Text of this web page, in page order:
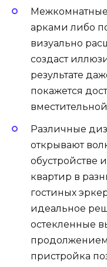
арками либо
визуально
создаст
результате
покажется
Различные
открывают
обустройстве
квартир в
гостиных
идеальное
остекленные
пристройка